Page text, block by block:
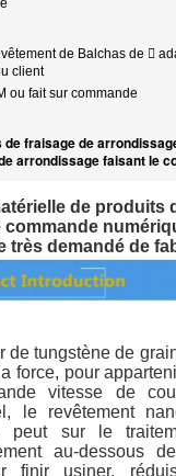
de Balchas de 
client
ou fait sur commande
de fraisage de
arrondissage faisant le
de produits
commande
très demandé de
de tungstène de
force, pour
vitesse de
le revêtement
peut sur le
au-dessous
finir usiner,